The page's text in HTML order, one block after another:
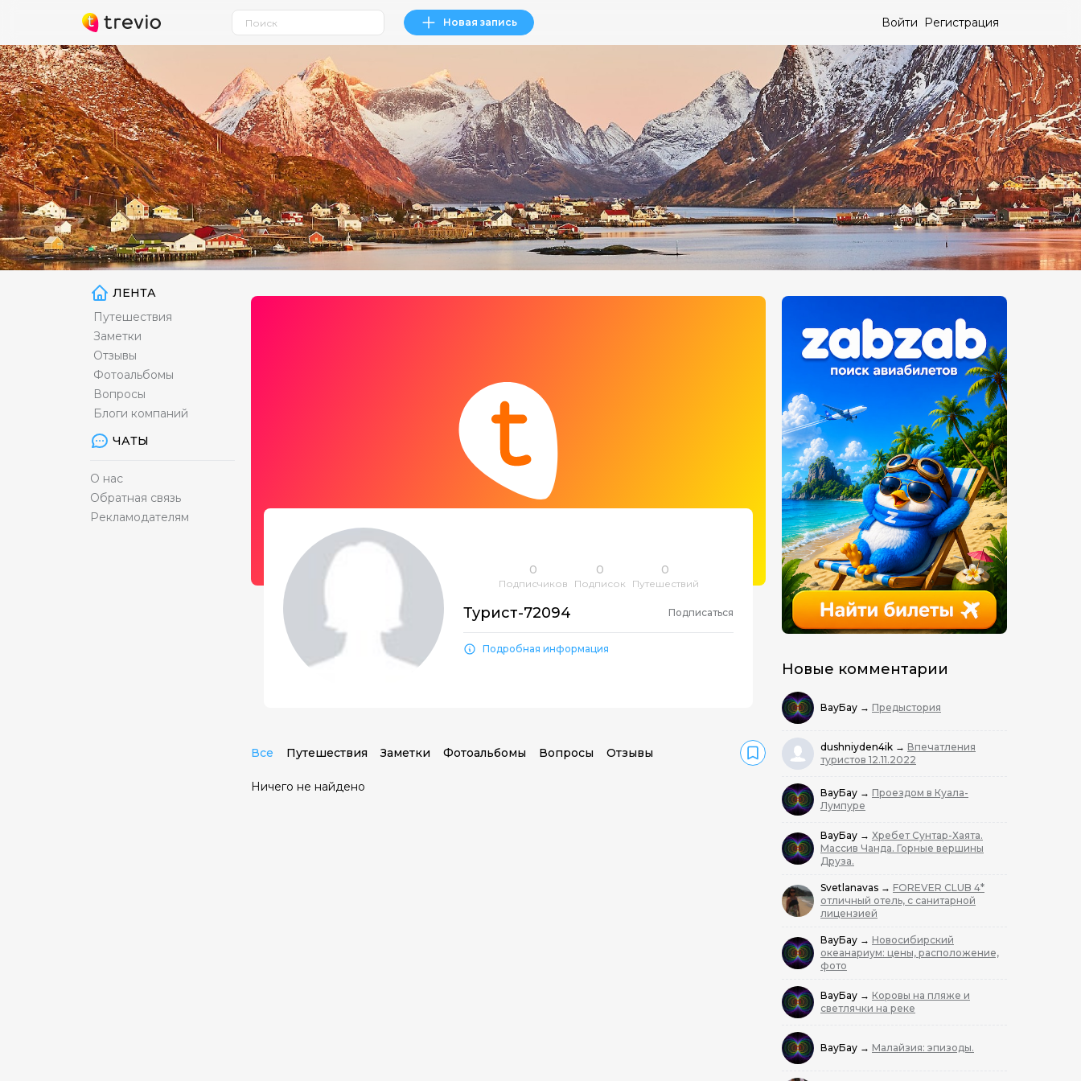
Новая запись Войти Регистрация
ЛЕНТА
Путешествия
Заметки
Отзывы
Фотоальбомы
Вопросы
Блоги компаний
ЧАТЫ
О нас
Обратная связь
Рекламодателям
Новые комментарии
ВауБау → Предыстория
dushniyden4ik → Впечатления
туристов 12.11.2022
ВауБау → Проездом в Куала-
Лумпуре
ВауБау → Хребет Сунтар-Хаята.
Массив Чанда. Горные вершины
Друза.
Svetlanavas → FOREVER CLUB 4*
отличный отель, с санитарной
лицензией
ВауБау → Новосибирский
океанариум: цены, расположение,
фото
ВауБау → Коровы на пляже и
светлячки на реке
ВауБау → Малайзия: эпизоды.
0
Подписчиков
0
Подписок
0
Путешествий
Турист-72094 Подписаться
Подробная информация
Все Путешествия Заметки Фотоальбомы Вопросы Отзывы
Ничего не найдено